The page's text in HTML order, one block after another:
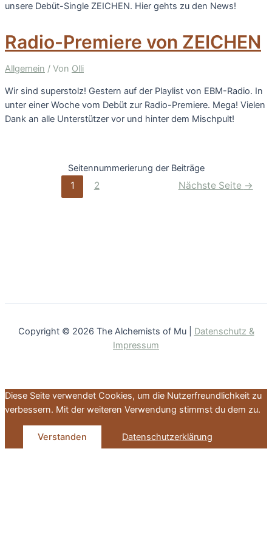
unsere Debüt-Single ZEICHEN. Hier gehts zu den News!
Radio-Premiere von ZEICHEN
Allgemein / Von Olli
Wir sind superstolz! Gestern auf der Playlist von EBM-Radio. In
unter einer Woche vom Debüt zur Radio-Premiere. Mega! Vielen
Dank an alle Unterstützer vor und hinter dem Mischpult!
Seitennummerierung der Beiträge
1 2 Nächste Seite →
Copyright © 2026 The Alchemists of Mu | Datenschutz &
Impressum
Diese Seite verwendet Cookies, um die Nutzerfreundlichkeit zu
verbessern. Mit der weiteren Verwendung stimmst du dem zu.
Verstanden Datenschutzerklärung